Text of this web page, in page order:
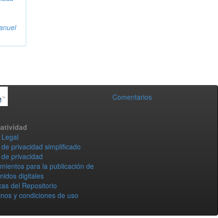
Comentarios
privacidad simplificado
privacidad
para la publicación de
digitales
del Repositorio
y condiciones de uso